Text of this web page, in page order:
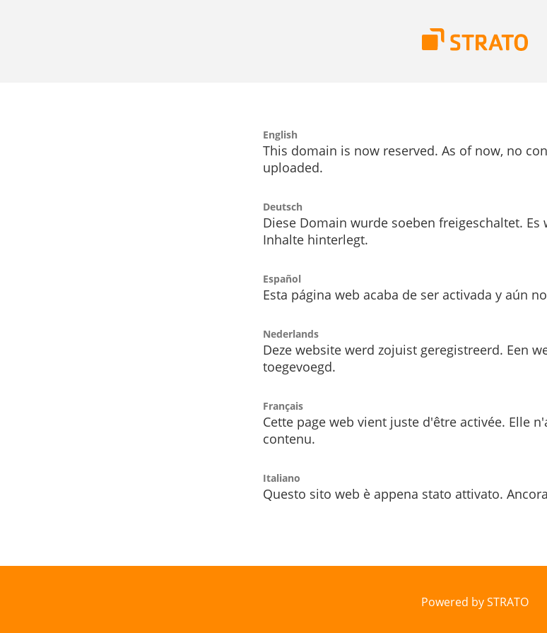
English
This domain is now reserved. As of now, no
uploaded.
Deutsch
Diese Domain wurde soeben freigeschaltet. Es
Inhalte hinterlegt.
Español
Esta página web acaba de ser activada y aún
Nederlands
Deze website werd zojuist geregistreerd. Een
toegevoegd.
Français
Cette page web vient juste d'être activée. Elle
contenu.
Italiano
Questo sito web è appena stato attivato.
Powered by STRATO